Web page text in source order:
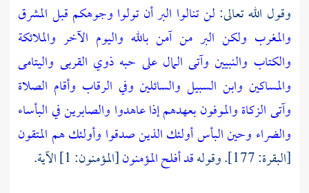
وقول الله تعالى: لن تنالوا البر أن تولوا وجوهكم قبل المشرق
والمغرب ولكن البر من آمن بالله واليوم الآخر والملائكة
والكتاب والنبيين وآتى المال على حبه ذوي القربى واليتامى
والمساكين وابن السبيل والسائلين وفي الرقاب وأقام الصلاة
وآتى الزكاة والموفون بعهدهم إذا عاهدوا والصابرين في البأساء
والضراء وحين البأس أولئك الذين صدقوا وأولئك هم المتقون
[البقرة: 177]. وقوله
قد أفلح المؤمنون[المؤمنون: 1] الآية.